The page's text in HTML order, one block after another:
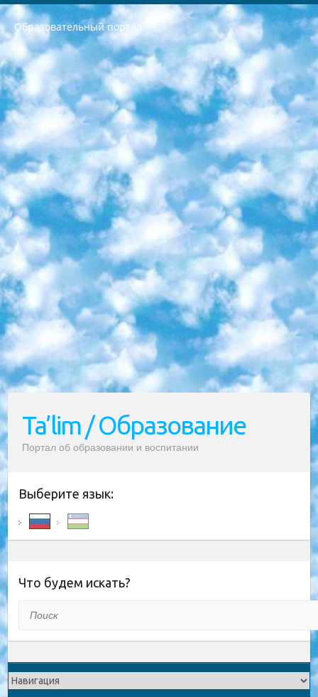
Образовательный портал
РЕСПУБЛИКА УЗБЕКИСТАН МИНИСТРЕРСТВО ДОШКОЛЬНОГО И ШКОЛЬНОГО ОБРАЗОВАНИЯ КОМАНДА в общеобразовательных учреждениях в 2023-2024 учебном году организация и проведение итоговой государственной аттестации обучающихся о Министра дошкольного и школьного образования Республики Узбекистан от 4 марта 2008 года (постановлением Минюста от 20 марта 2008 года № 1778 государственной регистрации) «Итоговое состояние учащихся общего среднего образования на основании положения об утверждении положения об аттестации общего среднего образования выпускной экзамен студентов в образовательных учреждениях в 2023-2024 учебном году В целях организации и прохождения аттестации приказываю: 1. Следующее: перечень предметов, по которым будет проводиться итоговая государственная аттестация и экзамен формы перевода согласно приложению 1; сертификаты международного образца, оценивающие уровень владения иностранными языками перечень согласно приложению 2; 2. Педагогический при специализированных образовательных учреждениях. научно-практический центр квалификации и международной оценки (Д.Давидова) 2024 г. До 25 марта: задания по предметам, по которым будет проводиться итоговая аттестация разработка и утверждение технических условий; итоговая аттестация на основании разработанного предметного задания разработка вопросов по предметам (устно и письменно), экзамен передача; общеобразовательные средние школы и специальные учебные заведения учащиеся выпускных классов школ и интернатов в агентской системе подготовка базы данных экзаменационных материалов и критериев оценки; перевод базы экзаменационных материалов на все языки обучения подать в Республиканский образовательный центр для изготовления; варианты экзаменов на основе разработанных контрольных материалов пусть будут поставлены задачи формирования. 3. Республиканский образовательный центр (Ш.Худайкулов) до 5 апреля 2024 года. до: база данных предоставленных экзаменационных материалов на все языки обучения перевод и экспертиза; для слепых, слабовидящих, глухих, слабослышащих и умственно отсталых детей учащиеся выпускных классов специализированных школ и школ-интернатов база данных экзаменационных материалов на всех преподаваемых языках подготовка критериев оценки; специализированные школы для умственно отсталых детей и технологии для учащихся выпускных классов школ-интернатов разработка соответствующих рекомендаций и критериев проведения ЕГЭ по естествознанию давать задания. 4. Педагогический при специализированных образовательных учреждениях. Научно-практический центр навыков и международной оценки (Д.Давидова), Республика образовательный центр (Худайкулов Ш.) итоговый государственный аттестационный экзамен ориентирован на творческое и логическое мышление при подготовке базы материалов учитывать введение заданий. 5. Следует отметить, что: сертификат государственного образца о знании общеобразовательного предмета и как минимум национальный уровень B1 по предметам на иностранных языках, указанным в Приложении 2. или международно признанный сертификат эквивалентного уровня студенты, изучающие определенный предмет, освобождаются от экзамена; по соответствующим предметам запланирована итоговая государственная аттестация за день до дня, путем жеребьевки Рабочей группой (в письменной форме по предметам, проводимым в форме) из числа сформированных вариантов выбрано 2 варианта; 2 выбранных варианта экзамена анонсированы на официальном сайте министерства и все выпускники по всей стране на основе этих вариантов проводит итоговую государственную аттестацию. 6. Государственное образование учащихся средних общеобразовательных учреждений. знания в соответствии с квалификационными требованиями, которые необходимо приобрести на основании стандартов итоговый (выпускной) контроль для 9 и 11 классов в целях тестирования Экзамены (далее – экзамены) состоят из предметов, перечисленных в приложении 1. будет сделано. 7. Экзамены пройдут с 26 мая по 15 июня 2024 г. (кроме науки физического воспитания). 8. Физическая для учащихся 9 классов общесредних образовательных учреждений. Экзамены по предмету «Образование, квалификация медицина» 1-6 мая 2024 года. сотрудники перевести под присмотр (с отклонениями в физическом или умственном развитии) специализированная школа для детей, школы-интернаты и со сколиозом школы-интернаты санаторного типа для больных детей исключены). 9. Он был слепым, слабовидящим и имел нарушения опорно-двигательного аппарата. экзамены в специализированных школах и интернатах для детей должны проводиться исходя из требований, предъявляемых к общеобразовательным учреждениям (физкультура кроме науки). 10. Специализированная школа для глухих и слабослышащих детей. и экзамены в интернатах и быть реализован в виде письменного теста по математике. 11. Специальность для умственно отсталых детей. Для 9 класса Родной язык и литературное письмо Государственный язык (язык обучения – узбекский). для неклассов) написано Математическое письмо Письменная/устная история Узбекистана Физическое воспитание практично Итоговый контроль Для 11 класса Написание родного языка и литературы (эссе) Математическое письмо Узбекский язык (обучение на узбекском языке) не посещающее общее среднее образование для учреждений)/Образовательное учреждение выбор письменный и устный Иностранный язык письменный/устный Письменная/устная история Узбекистана *По выбору студента:  Химия  Физика  Основы государственного права  География 10 бесплатных образовательных ресурсов - Мы составили подборку онлайн-проектов с интерактивными упражнениями, видеолекциями и статьями. Они помогут вам обрести новые и освежить старые знания бесплатно. 1. «ИНТУИТ» Старейшая образовательная площадка Рунета. Здесь вы найдёте сотни текстовых и видеокурсов на десятки различных тем — от программирования до психологии. Многие курсы подготовлены российскими университетами и крупными международными компаниями вроде Intel и Microsoft. Самостоятельное обучение бесплатное, но желающие могут оплатить услуги персональных наставников. 2. «Смартия» знакомит с актуальными профессиями и подсказывает, как им обучаться. Выбрав заинтересовавшую вас специальность — SMM-специалист, фотограф, веб-дизайнер или другую, — увидите список необходимых для неё умений. Чтобы вы могли освоить их самостоятельно, для каждого умения площадка отображает подборку ссылок на учебные материалы. Хотя «Смартия» ориентируется на русскоязычную аудиторию, часть контента всё же доступна только на английском. 3. «Лекторий Физтеха» Проект Московского физико-технического института (Физтеха). С его помощью вы можете смотреть онлайн серии лекций, записанные на видео в этом вузе. В числе доступных предметов — физика, биология, химия, информационные технологии и другие. К некоторым лекциям администрация ресурса прилагает готовые конспекты, которые можно скачивать в PDF-формате. 4. ITMOcourses Онлайн-площадка Санкт-Петербургского национального исследовательского университета информационных технологий, механики и оптики (ИТМО). Ресурс предоставляет свободный доступ к курсам, разработанным в этом вузе. Каталог материалов разбит на четыре категории: «Оптические системы и технологии», «Приборостроение и робототехника», «Информационные технологии» и «Биотехнологии». Курсы состоят из видеолекций, интерактивных демонстраций и заданий. 5. «КиберЛенинка» Электронная научная библиотека открытого доступа. Каталог площадки регулярно обрастает текстами статей из различных научных изданий. Сгруппированные по журналам и рубрикам публикации можно читать онлайн или скачивать целиком в PDF-формате. Проект нацелен на популяризацию науки за счёт открытого доступа к качественной информации. 6. «ПостНаука» На этом ресурсе публикуют подборки видеолекций, составленные экспертами из разных отраслей и объединённые общими темами. Среди них, к примеру, есть серии «Биоинформатика и геномика», «Культура средневековой Скандинавии» и Cinema Studies о теории кино. Каждая подборка лекций — логически связанная история, рассказанная экспертом от первого лица. Кроме того, на сайте появляются научно-образовательные статьи и тесты на разные темы. 7. «Newочём» Команда проекта «Newочём» отбирает самые интересные тексты из англоязычных СМИ и переводит те из них, за которые голосуют участники сообщества «ВКонтакте». По большей части это научно-популярные статьи. Редакторы придумывают лишь заголовки, в остальном содержание переводов соответствует оригиналам. Полные тексты можно читать прямо в социальной сети. 8. InternetUrok Онлайн-база материалов по основным дисциплинам школьной программы. Информация на сайте структурирована по классам, предметам и темам (урокам). Каждый урок состоит из видеолекций и конспектов. Есть также интерактивные тренажёры и тесты для закрепления пройденного материала. Даже если вы давно окончили школу, возможность повторить программу старших классов всегда может пригодиться. 9. Edutainme Ещё один ресурс об образовании. В отличие от Newtonew, как мне кажется, Edutainme больше ориентируется на представителей индустрии: педагогов, предпринимателей, разработчиков образовательных проектов. Но и любой, кто просто стремится к саморазвитию, найдёт на сайте много полезного и интересного для себя. Например, информацию о новых курсах и образовательных сервисах. 10. Newtonew Онлайн-медиа об образовании и обучении в широком смысле. Авторы Newtonew пишут об инструментах, заведениях, тактиках и стратегиях, которые помогают учить других и получать новые знания самостоятельно. На этой площадке вы найдёте новости, обзоры, аналитические мат
Ta’lim / Образование
Портал об образовании и воспитании
Выберите язык:
Что будем искать?